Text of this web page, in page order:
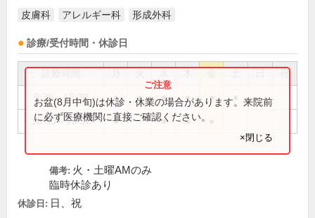
皮膚科 アレルギー科 形成外科
診療/受付時間・休診日
祝
9:30～12:30 ● ● ● ● ●
16:30～19:30 ● ● ●
お盆(8月中旬)は休診・休業の場合があります。来院前
に必ず医療機関に直接ご確認ください。
×閉じる
備考: 火・土曜AMのみ
臨時休診あり
休診日: 日、祝